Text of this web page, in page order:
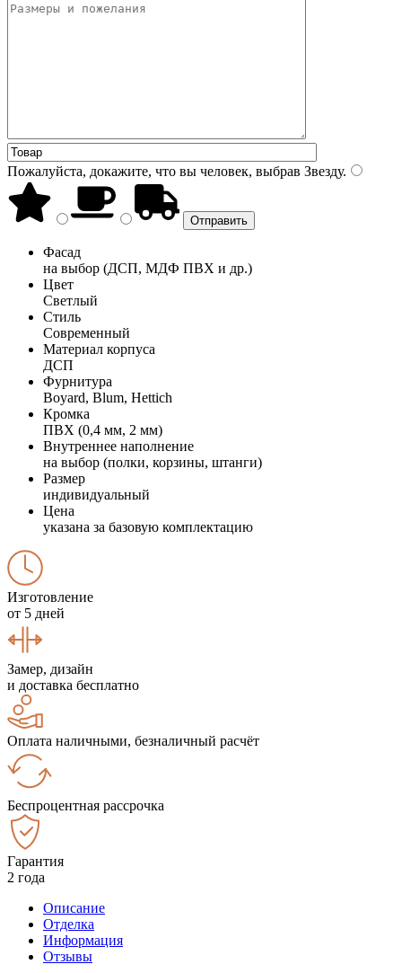
Пожалуйста, докажите, что вы человек, выбрав Звезду.
Фасад
на выбор (ДСП, МДФ ПВХ и др.)
Цвет
Светлый
Стиль
Современный
Материал корпуса
ДСП
Фурнитура
Boyard, Blum, Hettich
Кромка
ПВХ (0,4 мм, 2 мм)
Внутреннее наполнение
на выбор (полки, корзины, штанги)
Размер
индивидуальный
Цена
указана за базовую комплектацию
Изготовление
от 5 дней
Замер, дизайн
и доставка бесплатно
Оплата наличными, безналичный расчёт
Беспроцентная рассрочка
Гарантия
2 года
Описание
Отделка
Информация
Отзывы